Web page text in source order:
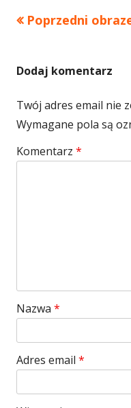
Poprzedni
Dodaj komentarz
Twój adres email nie
Wymagane pola są
Komentarz *
Nazwa *
Adres email *